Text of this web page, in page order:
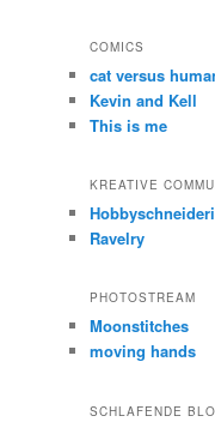
COMICS
cat versus
Kevin and Kell
This is me
KREATIVE
Ravelry
PHOTOSTREAM
Moonstitches
moving hands
SCHLAFENDE